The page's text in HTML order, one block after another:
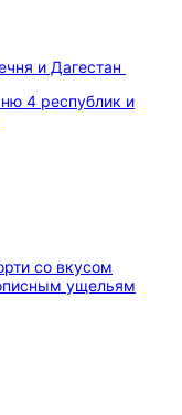
и Дагестан
4 республик и